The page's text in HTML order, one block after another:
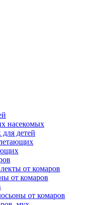
насекомых
детей
от комаров
от комаров
от комаров